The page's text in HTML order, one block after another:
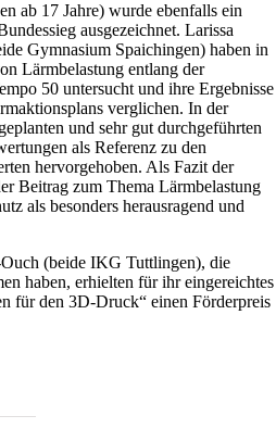
ab 17 Jahre) wurde ebenfalls ein
ausgezeichnet. Larissa
Gymnasium Spaichingen) haben in
Lärmbelastung entlang der
50 untersucht und ihre Ergebnisse
verglichen. In der
und sehr gut durchgeführten
als Referenz zu den
hervorgehoben. Als Fazit der
Beitrag zum Thema Lärmbelastung
als besonders herausragend und
(beide IKG Tuttlingen), die
haben, erhielten für ihr eingereichtes
für den 3D-Druck“ einen Förderpreis